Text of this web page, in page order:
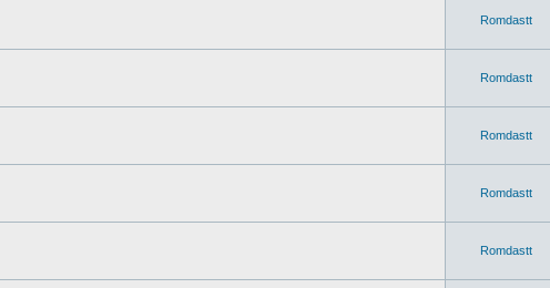
Romdastt
Romdastt
Romdastt
Romdastt
Romdastt